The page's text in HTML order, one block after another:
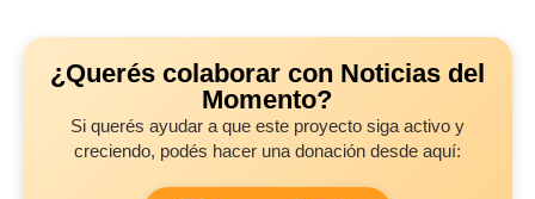
¿Querés colaborar con Noticias del
Momento?
Si querés ayudar a que este proyecto siga activo y
creciendo, podés hacer una donación desde aquí: